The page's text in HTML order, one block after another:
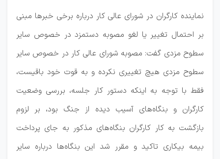
نماینده کارگران در شورای عالی کار درباره برخی خبرها مبنی
بر احتمال تغییر یا لغو مصوبه دستمزد در خصوص سایر
سطوح مزدی گفت: مصوبه شورای عالی کار در خصوص سایر
سطوح مزدی هیچ تغییری نکرده و به قوت خود باقیست،
فقط با توجه به اینکه دستور کار جلسه، بررسی وضعیت
کارگران و بنگاه‌های آسیب دیده از جنگ‌ بود، بر لزوم
بازگشت به کار کارگران بنگاه‌های مذکور به جای پرداخت
بیمه بیکاری تاکید و مقرر شد این بنگاه‌ها درباره سایر